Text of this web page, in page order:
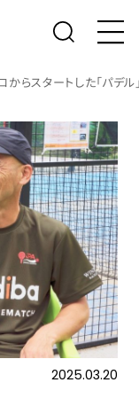
らスタートした「パデル
2025.03.20
なるため
ー